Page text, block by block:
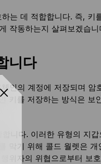
는 데 적합합니다. 즉, 키
작동하는지 살펴보겠습니
니다
인의 계정에 저장되며 암
키를 저장하는 방식은 보
니다. 이러한 유형의 지갑
막기 위해 콜드 월렛은 개
위자의 위협으로부터 보